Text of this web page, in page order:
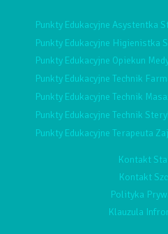
Punkty Edukacyjne Asystentka
Punkty Edukacyjne Higienistka
Punkty Edukacyjne Opiekun
Punkty Edukacyjne Technik
Punkty Edukacyjne Technik
Punkty Edukacyjne Technik
Punkty Edukacyjne Terapeuta
Kontakt
Kontakt
Polityka
Klauzula